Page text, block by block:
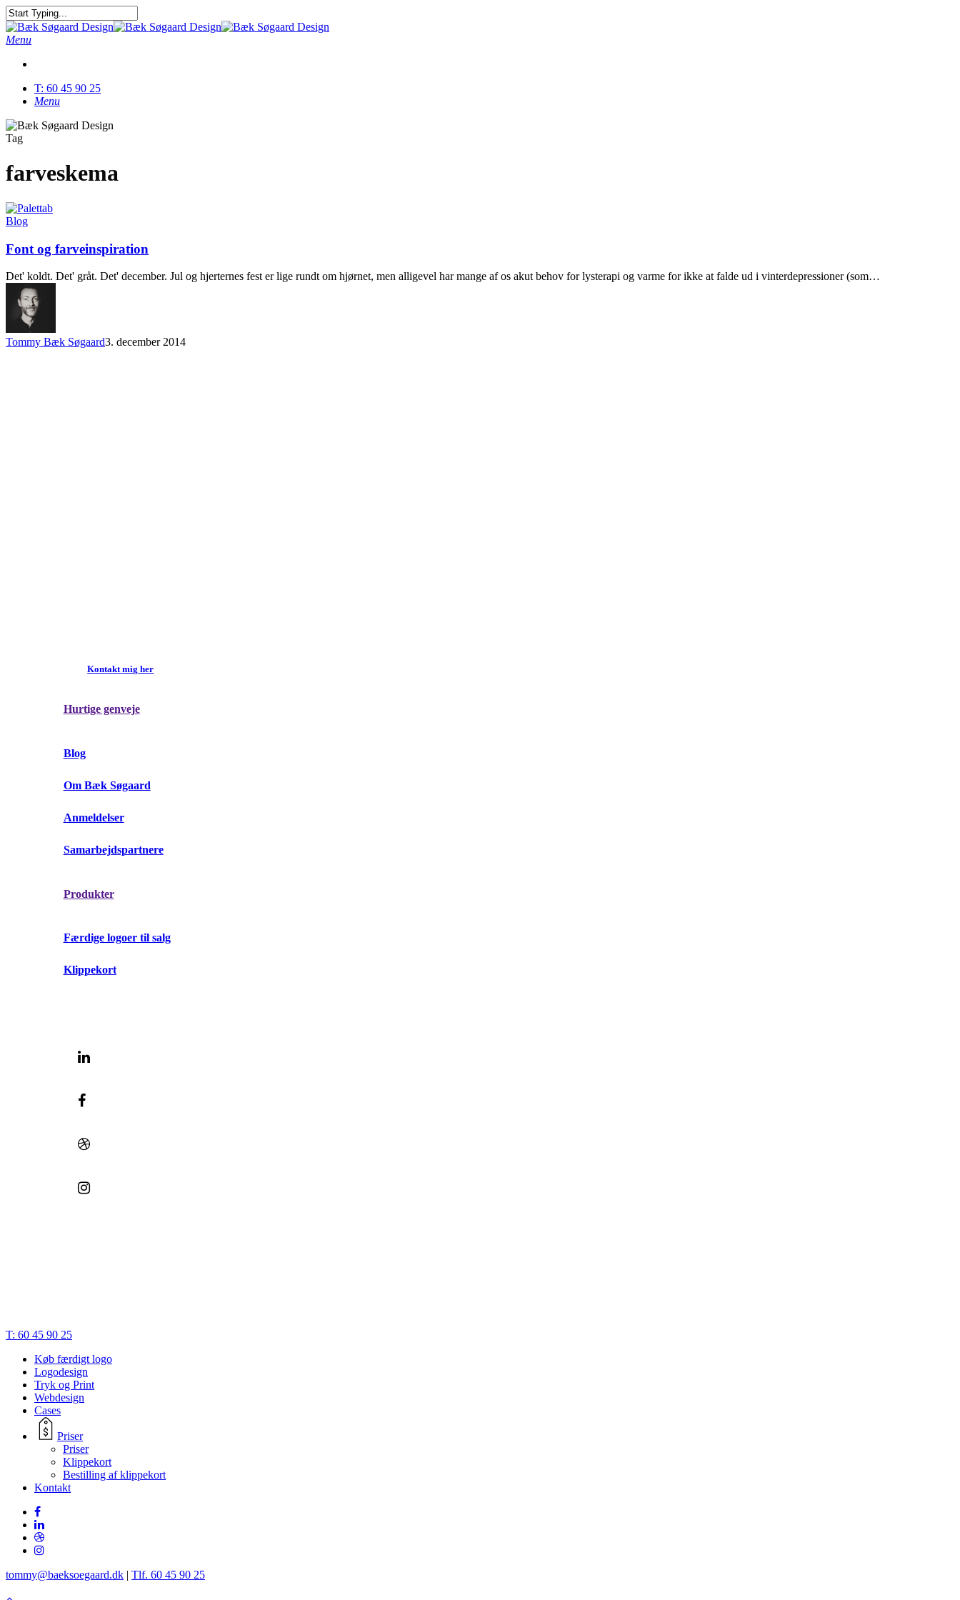
Skip
to
main
Close
Search
Menu
T: 60 45 90 25
Menu
Tag
farveskema
Blog
Font og farveinspiration
Det' koldt. Det' gråt. Det' december. Jul og hjerternes fest er lige rundt om hjørnet, men alligevel har mange af os akut behov for lysterapi og varme for ikke at falde ud i vinterdepressioner (som…
Tommy Bæk Søgaard3. december 2014
Kontakt mig her
Hurtige genveje
Blog
Om Bæk Søgaard
Anmeldelser
Samarbejdspartnere
Produkter
Færdige logoer til salg
Klippekort
Close
T: 60 45 90 25
Køb færdigt logo
Logodesign
Tryk og Print
Webdesign
Cases
Priser
Priser
Klippekort
Bestilling af klippekort
Kontakt
tommy@baeksoegaard.dk | Tlf. 60 45 90 25